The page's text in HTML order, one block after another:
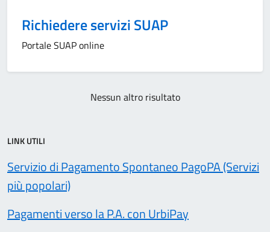
Richiedere servizi SUAP
Portale SUAP online
Nessun altro risultato
LINK UTILI
Servizio di Pagamento Spontaneo PagoPA (Servizi
più popolari)
Pagamenti verso la P.A. con UrbiPay